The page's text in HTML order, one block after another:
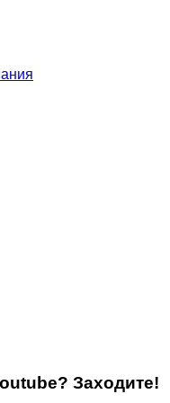
Заходите!